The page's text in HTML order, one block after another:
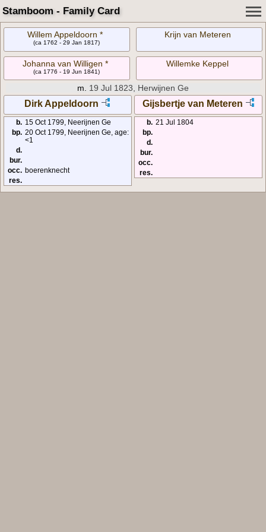
Stamboom - Family Card
Willem Appeldoorn *
(ca 1762 - 29 Jan 1817)
Krijn van Meteren
Johanna van Willigen *
(ca 1776 - 19 Jun 1841)
Willemke Keppel
m. 19 Jul 1823, Herwijnen Ge
Dirk Appeldoorn Gijsbertje van Meteren
b. 15 Oct 1799, Neerijnen Ge
bp. 20 Oct 1799, Neerijnen Ge, age:
<1
d.
bur.
occ. boerenknecht
res.
b. 21 Jul 1804
bp.
d.
bur.
occ.
res.